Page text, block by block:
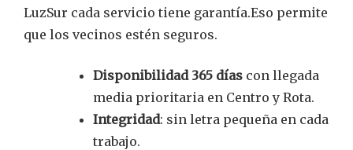
LuzSur cada servicio tiene garantía.Eso permite
que los vecinos estén seguros.
Disponibilidad 365 días con llegada
media prioritaria en Centro y Rota.
Integridad: sin letra pequeña en cada
trabajo.